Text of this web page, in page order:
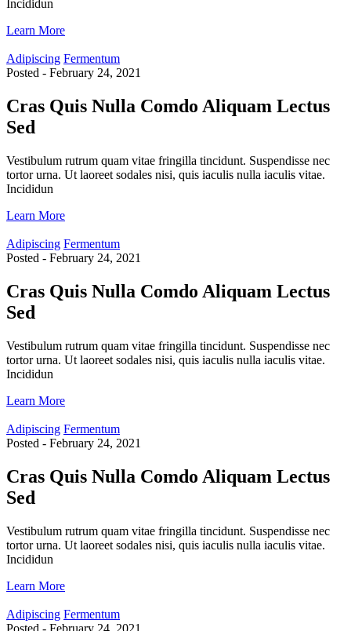
Incididun
Learn More
Adipiscing Fermentum
Posted - February 24, 2021
Cras Quis Nulla Comdo Aliquam Lectus
Sed
Vestibulum rutrum quam vitae fringilla tincidunt. Suspendisse nec
tortor urna. Ut laoreet sodales nisi, quis iaculis nulla iaculis vitae.
Incididun
Learn More
Adipiscing Fermentum
Posted - February 24, 2021
Cras Quis Nulla Comdo Aliquam Lectus
Sed
Vestibulum rutrum quam vitae fringilla tincidunt. Suspendisse nec
tortor urna. Ut laoreet sodales nisi, quis iaculis nulla iaculis vitae.
Incididun
Learn More
Adipiscing Fermentum
Posted - February 24, 2021
Cras Quis Nulla Comdo Aliquam Lectus
Sed
Vestibulum rutrum quam vitae fringilla tincidunt. Suspendisse nec
tortor urna. Ut laoreet sodales nisi, quis iaculis nulla iaculis vitae.
Incididun
Learn More
Adipiscing Fermentum
Posted - February 24, 2021